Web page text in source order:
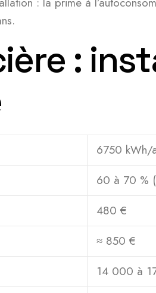
:
6750 kWh/
60 à 70 %
480 €
≈ 850 €
14 000 à